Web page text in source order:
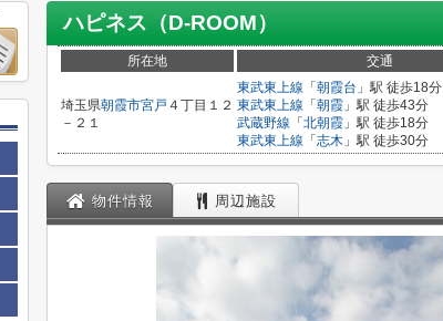
ハピネス（D-ROOM）
所在地 交通
埼玉県朝霞市宮戸４丁目１２
－２１
東武東上線 「 朝霞台 」駅 徒歩18分
東武東上線 「 朝霞 」駅 徒歩43分
武蔵野線 「 北朝霞 」駅 徒歩18分
東武東上線 「 志木 」駅 徒歩30分
物件情報 周辺施設